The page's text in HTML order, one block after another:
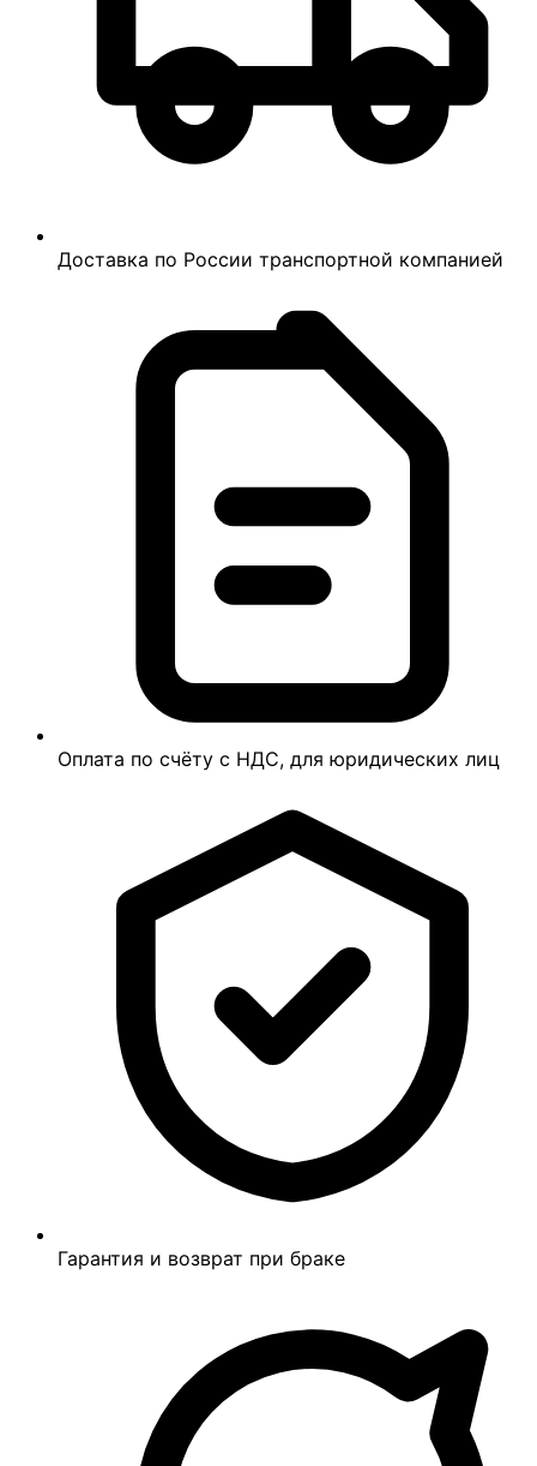
Доставка по России транспортной компанией
Оплата по счёту с НДС, для юридических лиц
Гарантия и возврат при браке